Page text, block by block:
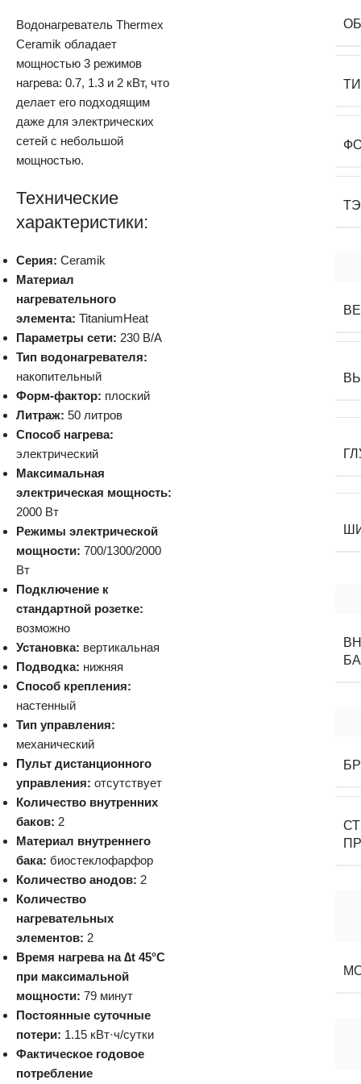
Водонагреватель Thermex
Ceramik обладает
мощностью 3 режимов
нагрева: 0.7, 1.3 и 2 кВт, что
делает его подходящим
даже для электрических
сетей с небольшой
мощностью.
Технические
характеристики:
Серия: Ceramik
Материал
нагревательного
элемента: TitaniumHeat
Параметры сети: 230 В/А
Тип водонагревателя:
накопительный
Форм-фактор: плоский
Литраж: 50 литров
Способ нагрева:
электрический
Максимальная
электрическая мощность:
2000 Вт
Режимы электрической
мощности: 700/1300/2000
Вт
Подключение к
стандартной розетке:
возможно
Установка: вертикальная
Подводка: нижняя
Способ крепления:
настенный
Тип управления:
механический
Пульт дистанционного
управления: отсутствует
Количество внутренних
баков: 2
Материал внутреннего
бака: биостеклофарфор
Количество анодов: 2
Количество
нагревательных
элементов: 2
Время нагрева на ∆t 45°C
при максимальной
мощности: 79 минут
Постоянные суточные
потери: 1.15 кВт·ч/сутки
Фактическое годовое
потребление